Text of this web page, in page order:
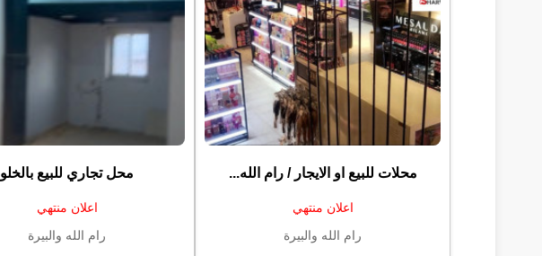
محلات للبيع او الايجار / رام الله...
اعلان منتهي
رام الله والبيرة
محل تجاري للبيع بالخلو
اعلان منتهي
رام الله والبيرة